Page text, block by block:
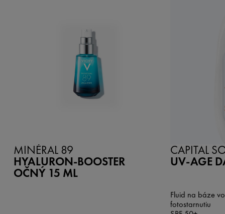
MINÉRAL 89
HYALURON-BOOSTER
OČNÝ 15 ML
CAPITAL
UV-AGE
Fluid na báze
fotostarnutiu